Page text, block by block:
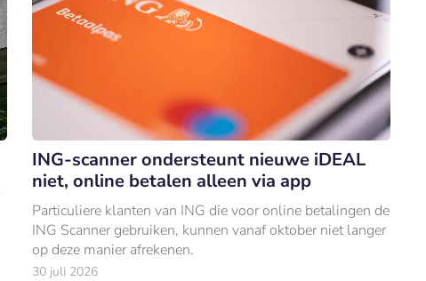
ING-scanner ondersteunt nieuwe iDEAL
niet, online betalen alleen via app
Particuliere klanten van ING die voor online betalingen de
ING Scanner gebruiken, kunnen vanaf oktober niet langer
op deze manier afrekenen.
30 juli 2026